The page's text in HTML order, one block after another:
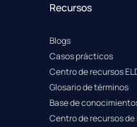
Recursos
Blogs
Casos prácticos
Centro de recursos
Glosario de términos
Base de
Centro de recursos de